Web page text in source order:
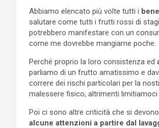
Abbiamo elencato più volte tutti i
salutare come tutti i frutti rossi di
potrebbero manifestare con un
come me dovrebbe mangiarne poche.
Perché proprio la loro consistenza ed
parliamo di un frutto amatissimo e
correre dei rischi particolari per la
malessere fisico, altrimenti
Poi ci sono altre criticità che si
alcune attenzioni a partire dal